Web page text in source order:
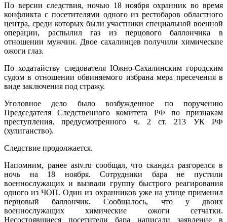
По версии следствия, ночью 18 ноября охранник во время
конфликта с посетителями одного из рестобаров областного
центра, среди которых были участники специальной военной
операции, распылил газ из перцового баллончика в
отношении мужчин. Двое сахалинцев получили химические
ожоги глаз.
По ходатайству следователя Южно-Сахалинским городским
судом в отношении обвиняемого избрана мера пресечения в
виде заключения под стражу.
Уголовное дело было возбужденное по поручению
Председателя Следственного комитета РФ по признакам
преступления, предусмотренного ч. 2 ст. 213 УК РФ
(хулиганство).
Следствие продолжается.
Напомним, ранее astv.ru сообщал, что скандал разгорелся в
ночь на 18 ноября. Сотрудники бара не пустили
военнослужащих и вызвали группу быстрого реагирования
одного из ЧОП. Один из охранников уже на улице применил
перцовый баллончик. Сообщалось, что у двоих
военнослужащих химические ожоги сетчатки.
Несостоявшиеся посетители бара написали заявление в